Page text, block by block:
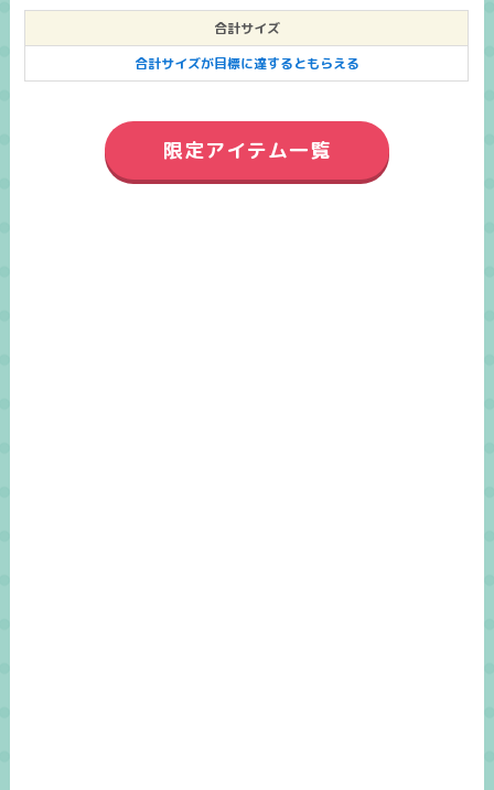
合計サイズ
合計サイズが目標に達するともらえる
限定アイテム一覧